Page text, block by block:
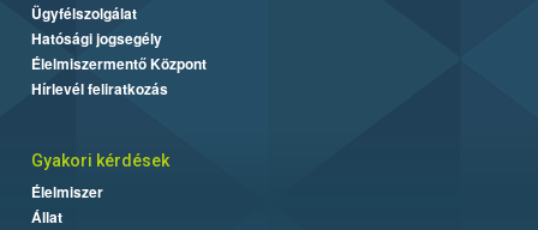
Ügyfélszolgálat
Hatósági jogsegély
Élelmiszermentő Központ
Hírlevél feliratkozás
Gyakori kérdések
Élelmiszer
Állat